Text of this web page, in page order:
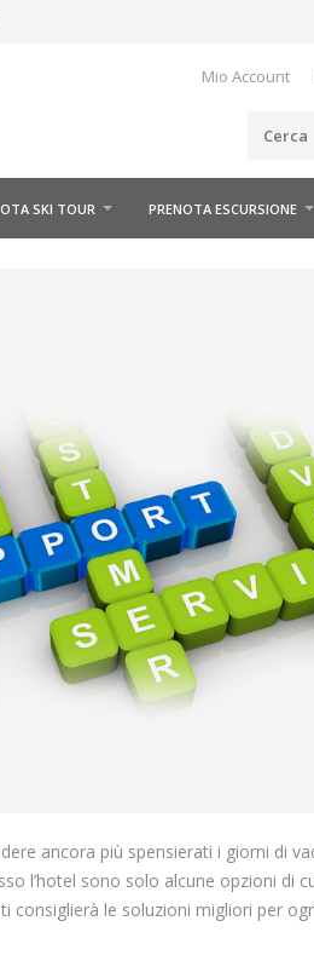
Mio Account
SKI TOUR PRENOTA ESCURSIONE
ancora più spensierati i giorni di
l’hotel sono solo alcune opzioni di
consiglierà le soluzioni migliori per